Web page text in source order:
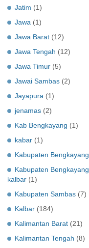
Jatim (1)
Jawa (1)
Jawa Barat (12)
Jawa Tengah (12)
Jawa Timur (5)
Jawai Sambas (2)
Jayapura (1)
jenamas (2)
Kab Bengkayang (1)
kabar (1)
Kabupaten Bengkayang
Kabupaten Bengkayang
kalbar (1)
Kabupaten Sambas (7)
Kalbar (184)
Kalimantan Barat (21)
Kalimantan Tengah (8)